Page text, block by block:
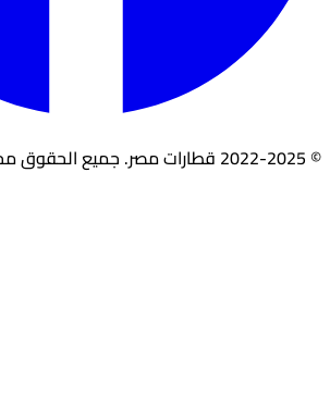
© 2022-2025 قطارات مصر. جميع الحقوق محفوظة.